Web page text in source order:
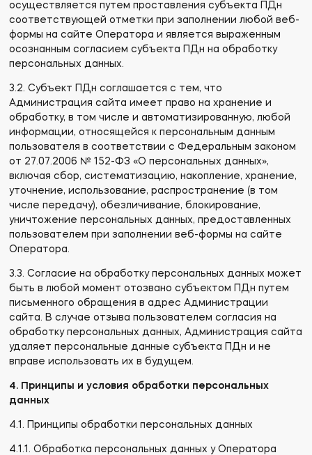
осуществляется путем проставления субъекта ПДн
соответствующей отметки при заполнении любой веб-
формы на сайте Оператора и является выраженным
осознанным согласием субъекта ПДн на обработку
персональных данных.
3.2. Субъект ПДн соглашается с тем, что
Администрация сайта имеет право на хранение и
обработку, в том числе и автоматизированную, любой
информации, относящейся к персональным данным
пользователя в соответствии с Федеральным законом
от 27.07.2006 № 152-ФЗ «О персональных данных»,
включая сбор, систематизацию, накопление, хранение,
уточнение, использование, распространение (в том
числе передачу), обезличивание, блокирование,
уничтожение персональных данных, предоставленных
пользователем при заполнении веб-формы на сайте
Оператора.
3.3. Согласие на обработку персональных данных может
быть в любой момент отозвано субъектом ПДн путем
письменного обращения в адрес Администрации
сайта. В случае отзыва пользователем согласия на
обработку персональных данных, Администрация сайта
удаляет персональные данные субъекта ПДн и не
вправе использовать их в будущем.
4. Принципы и условия обработки персональных
данных
4.1. Принципы обработки персональных данных
4.1.1. Обработка персональных данных у Оператора